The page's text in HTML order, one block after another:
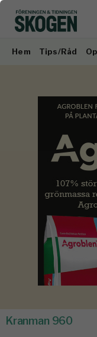
Hem Tips/Råd
Kranman 960